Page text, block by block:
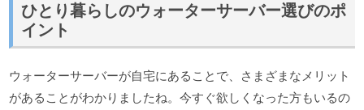
ひとり暮らしのウォーターサーバー選びのポ
イント
ウォーターサーバーが自宅にあることで、さまざまなメリット
があることがわかりましたね。今すぐ欲しくなった方もいるの